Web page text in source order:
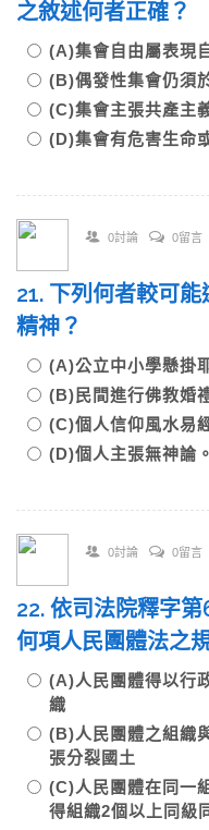
之敘述何者正確？
(A)集會自由屬表現
(B)偶發性集會仍須
(C)集會主張共產主
(D)集會有危害生命
0討論 0留言
21. 下列何者較可
精神？
(A)公立中小學懸掛
(B)民間進行佛教婚
(C)個人信仰風水易
(D)個人主張無神論。
0討論 0留言
22. 依司法院釋字
何項人民團體法之
(A)人民團體得以行
織
(B)人民團體之組織
張分裂國土
(C)人民團體在同一
得組織2個以上同級